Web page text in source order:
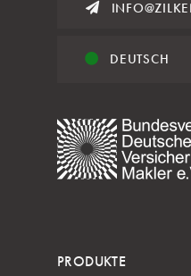
DEUTSCH
PRODUKTE